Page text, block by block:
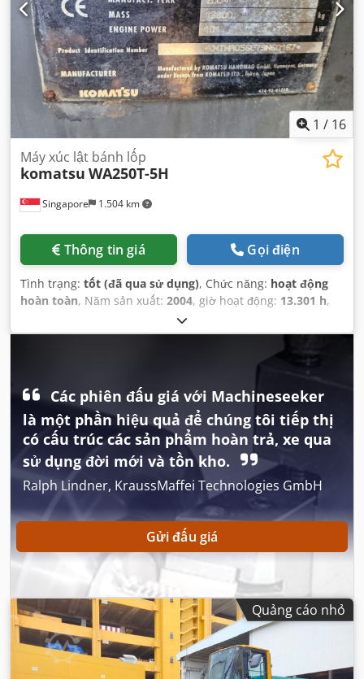
1 / 16
Singapore 1.504 km
Máy xúc lật bánh lốp
komatsu WA250T-5H
Thông tin giá Gọi điện
Tình trạng: tốt (đã qua sử dụng), Chức năng: hoạt động
hoàn toàn, Năm sản xuất: 2004, giờ hoạt động: 13.301 h,
H60167,
Các phiên đấu giá với Machineseeker
là một phần hiệu quả để chúng tôi tiếp thị
có cấu trúc các sản phẩm hoàn trả, xe qua
sử dụng đời mới và tồn kho.
Ralph Lindner, KraussMaffei Technologies GmbH
Gửi đấu giá
Quảng cáo nhỏ